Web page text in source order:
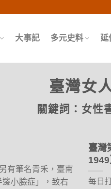
大事記 多元史料 延
臺灣女
關鍵詞： 女性
有筆名青禾，臺南
小臉症」，致右
臺灣
1949
每日